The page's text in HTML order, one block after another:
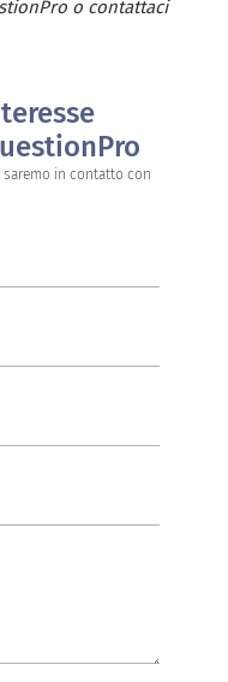
o contattaci